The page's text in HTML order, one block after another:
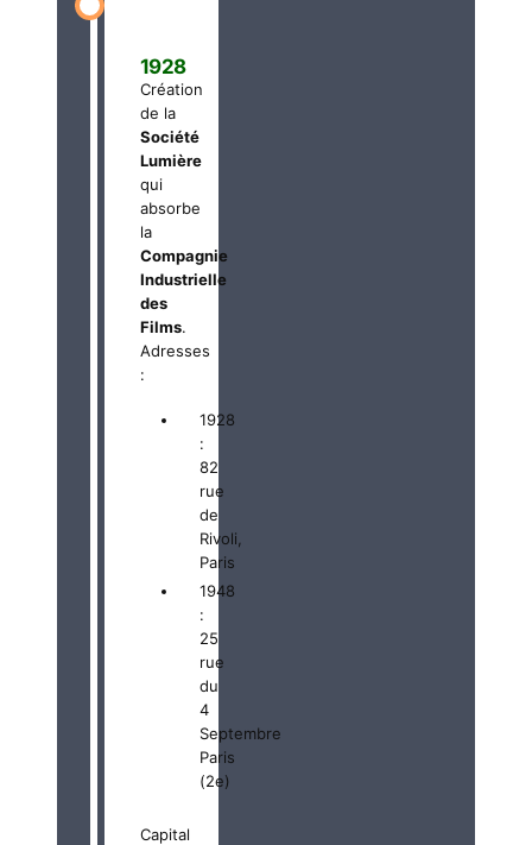
1928
Création
de la
Société
Lumière
qui
absorbe
la
Compagnie
Industrielle
des
Films.
Adresses
:
1928
:
82
rue
de
Rivoli,
Paris
1948
:
25
rue
du
4
Septembre
Paris
(2e)
Capital